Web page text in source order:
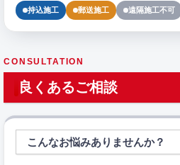
持込施工 郵送施工 遠隔施工不可
CONSULTATION
良くあるご相談
こんなお悩みありませんか？